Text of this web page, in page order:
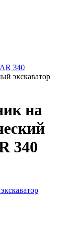
340
экскаватор
на
340